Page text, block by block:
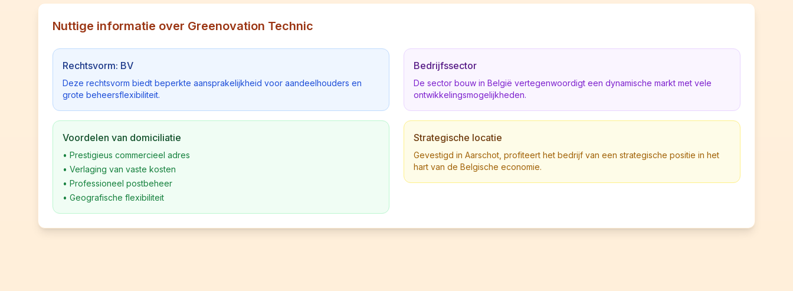
Nuttige informatie over Greenovation Technic
Rechtsvorm: BV
Deze rechtsvorm biedt beperkte aansprakelijkheid voor aandeelhouders en
grote beheersflexibiliteit.
Voordelen van domiciliatie
• Prestigieus commercieel adres
• Verlaging van vaste kosten
• Professioneel postbeheer
• Geografische flexibiliteit
Bedrijfssector
De sector bouw in België vertegenwoordigt een dynamische markt met vele
ontwikkelingsmogelijkheden.
Strategische locatie
Gevestigd in Aarschot, profiteert het bedrijf van een strategische positie in het
hart van de Belgische economie.